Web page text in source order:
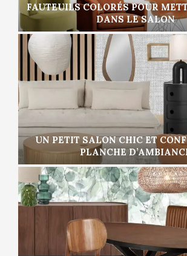
FAUTEUILS COLORÉS POUR
DANS LE SALON
UN PETIT SALON CHIC ET
PLANCHE